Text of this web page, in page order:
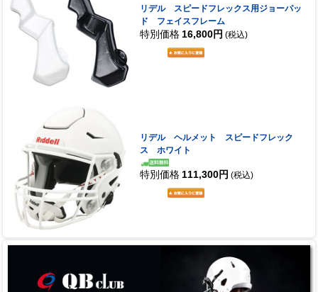
リデル スピードフレックス用ジョーパッ
ド フェイスフレーム
特別価格 16,800円 (税込)
リデル ヘルメット スピードフレック
ス ホワイト
特別価格 111,300円 (税込)